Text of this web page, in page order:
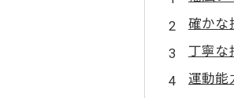
確かな
丁寧な
運動能